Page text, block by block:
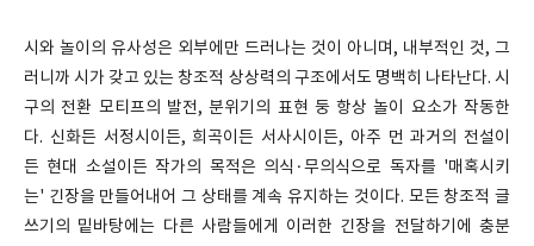
시와 놀이의 유사성은 외부에만 드러나는 것이 아니며, 내부적인 것, 그
러니까 시가 갖고 있는 창조적 상상력의 구조에서도 명백히 나타난다. 시
구의 전환 모티프의 발전, 분위기의 표현 둥 항상 놀이 요소가 작동한
다. 신화든 서정시이든, 희곡이든 서사시이든, 아주 먼 과거의 전설이
든 현대 소설이든 작가의 목적은 의식·무의식으로 독자를 '매혹시키
는' 긴장을 만들어내어 그 상태를 계속 유지하는 것이다. 모든 창조적 글
쓰기의 밑바탕에는 다른 사람들에게 이러한 긴장을 전달하기에 충분